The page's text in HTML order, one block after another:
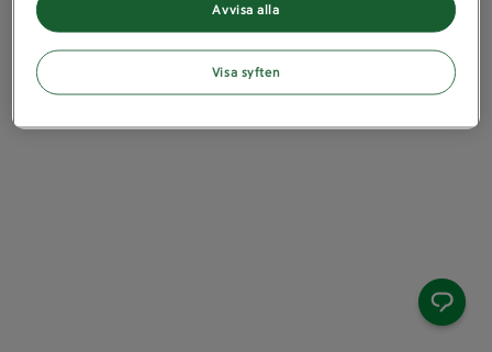
Avvisa alla
Visa syften